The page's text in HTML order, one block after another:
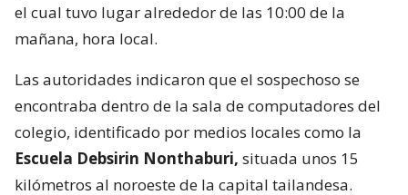
el cual tuvo lugar alrededor de las 10:00 de la
mañana, hora local.
Las autoridades indicaron que el sospechoso se
encontraba dentro de la sala de computadores del
colegio, identificado por medios locales como la
Escuela Debsirin Nonthaburi, situada unos 15
kilómetros al noroeste de la capital tailandesa.